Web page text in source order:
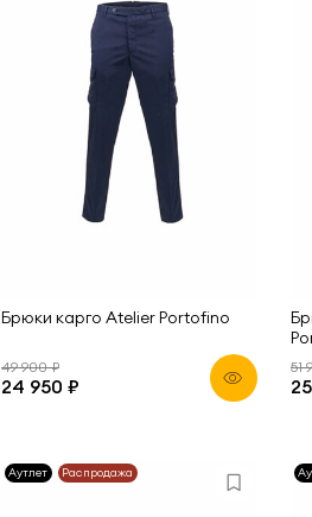
Брюки карго Atelier Portofino
49 900 ₽
24 950 ₽
51
Аутлет Распродажа